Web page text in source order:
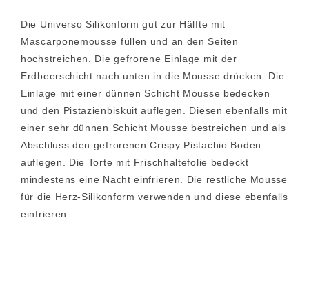
Die Universo Silikonform gut zur Hälfte mit
Mascarponemousse füllen und an den Seiten
hochstreichen. Die gefrorene Einlage mit der
Erdbeerschicht nach unten in die Mousse drücken. Die
Einlage mit einer dünnen Schicht Mousse bedecken
und den Pistazienbiskuit auflegen. Diesen ebenfalls mit
einer sehr dünnen Schicht Mousse bestreichen und als
Abschluss den gefrorenen Crispy Pistachio Boden
auflegen. Die Torte mit Frischhaltefolie bedeckt
mindestens eine Nacht einfrieren. Die restliche Mousse
für die Herz-Silikonform verwenden und diese ebenfalls
einfrieren.